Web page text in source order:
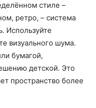
стиле –
ретро, – система
Используйте
визуального шума.
бумагой,
детской. Это
пространство более